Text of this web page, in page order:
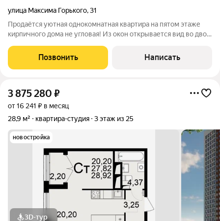
улица Максима Горького,31
Продаётся уютная однокомнатная квартира на пятом этаже
кирпичного дома не угловая! Из окон открывается вид во двор,
свежий косметический ремонт: в комнате, кухне и коридоре
уложен ламинат, в
Позвонить Написать
3 875 280 ₽
от 16 241 ₽ в месяц
28,9 м²
квартира-студия 3 этаж из 25
новостройка
3D-тур